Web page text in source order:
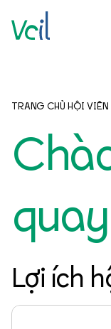
TRANG CHỦ HỘI VIÊN
Lợi ích